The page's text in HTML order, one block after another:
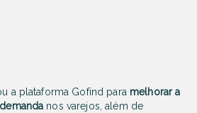
a plataforma Gofind para melhorar a
nos varejos, além de